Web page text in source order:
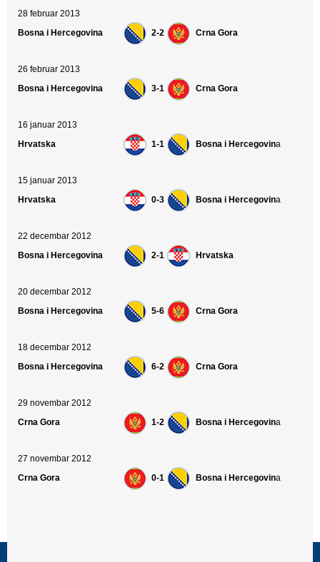
28 februar 2013
Bosna i Hercegovina
2-2 Crna Gora
26 februar 2013
Bosna i Hercegovina
3-1 Crna Gora
16 januar 2013
Hrvatska
1-1 Bosna i Hercegovina
15 januar 2013
Hrvatska
0-3 Bosna i Hercegovina
22 decembar 2012
Bosna i Hercegovina
2-1 Hrvatska
20 decembar 2012
Bosna i Hercegovina
5-6 Crna Gora
18 decembar 2012
Bosna i Hercegovina
6-2 Crna Gora
29 novembar 2012
Crna Gora
1-2 Bosna i Hercegovina
27 novembar 2012
Crna Gora
0-1 Bosna i Hercegovina